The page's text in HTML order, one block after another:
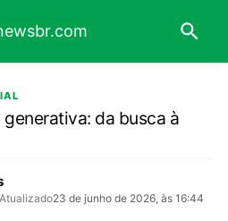
da busca à
Atualizado23 de junho de 2026, às 16:44